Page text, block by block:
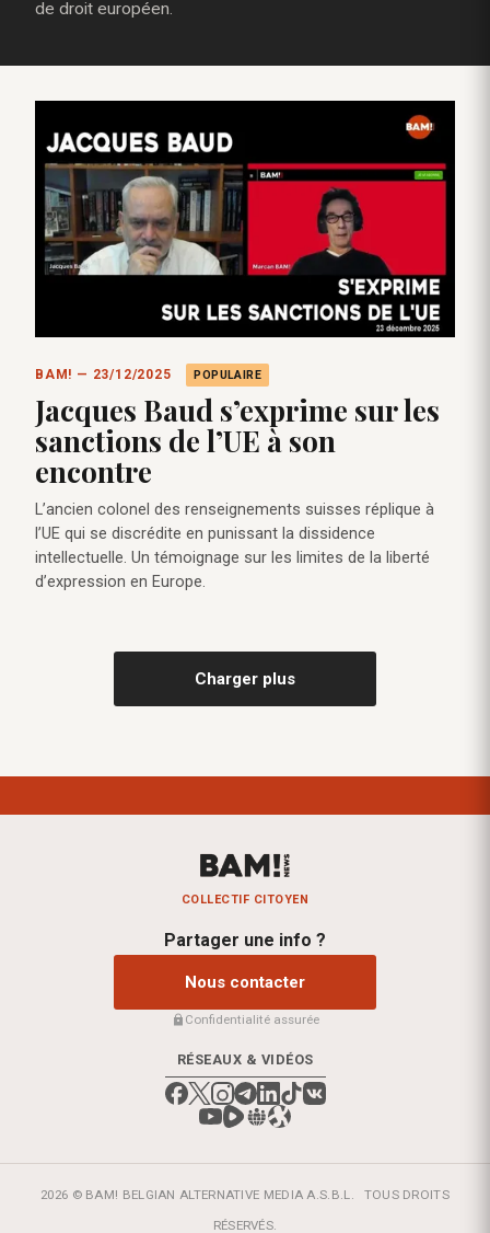
de droit européen.
BAM! — 23/12/2025 POPULAIRE
Jacques Baud s’exprime sur les
sanctions de l’UE à son
encontre
L’ancien colonel des renseignements suisses réplique à
l’UE qui se discrédite en punissant la dissidence
intellectuelle. Un témoignage sur les limites de la liberté
d’expression en Europe.
Charger plus
COLLECTIF CITOYEN
Partager une info ?
Nous contacter
Confidentialité assurée
RÉSEAUX & VIDÉOS
2026 © BAM! BELGIAN ALTERNATIVE MEDIA A.S.B.L.
TOUS DROITS
RÉSERVÉS.